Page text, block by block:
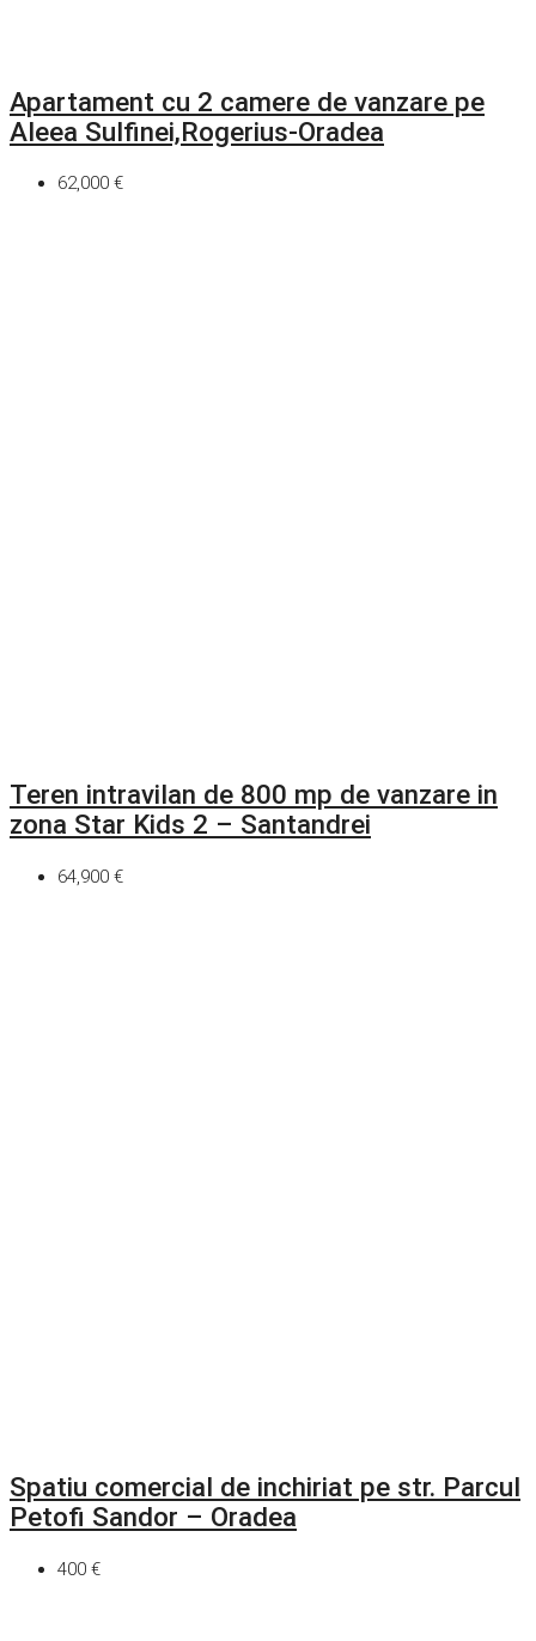
Apartament cu 2 camere de vanzare pe
Aleea Sulfinei,Rogerius-Oradea
62,000 €
Teren intravilan de 800 mp de vanzare in
zona Star Kids 2 – Santandrei
64,900 €
Spatiu comercial de inchiriat pe str. Parcul
Petofi Sandor – Oradea
400 €